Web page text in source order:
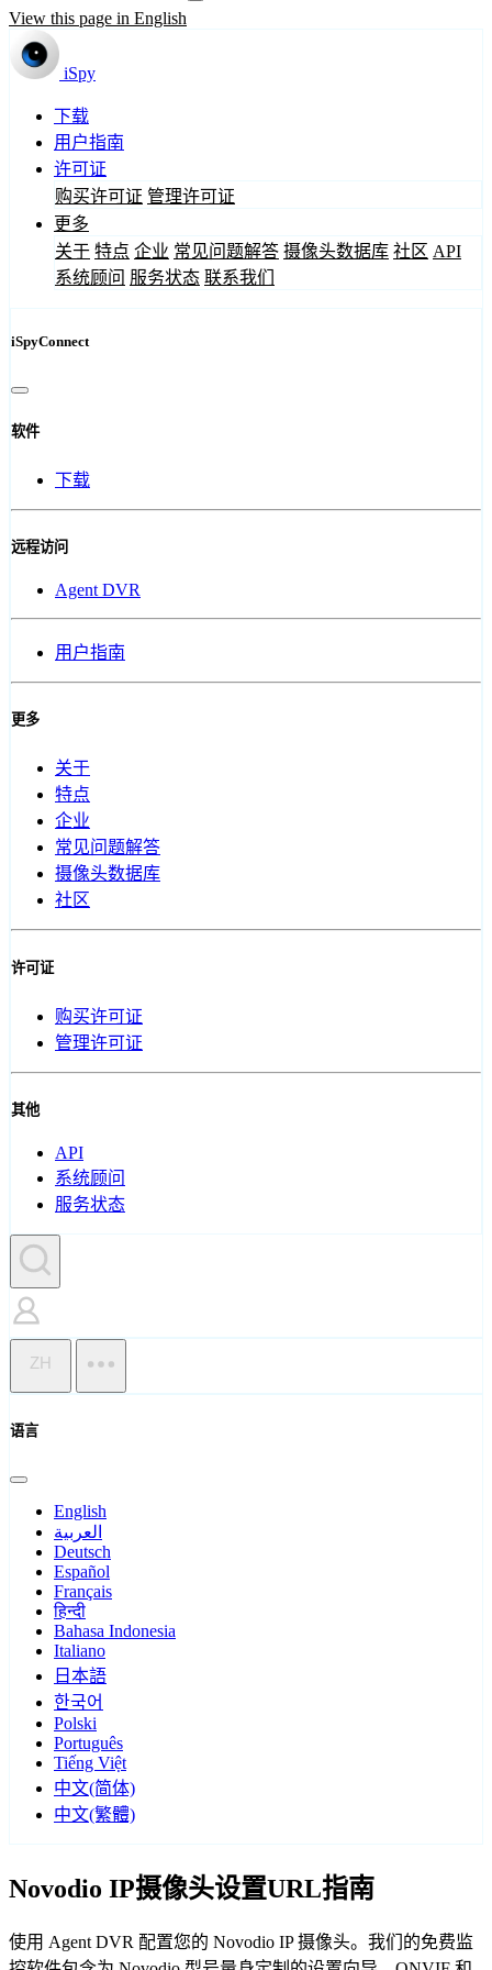
View this page in English
iSpy
下载
用户指南
许可证
购买许可证 管理许可证
更多
关于 特点 企业 常见问题解答 摄像头数据库 社区 API
系统顾问 服务状态 联系我们
iSpyConnect
软件
下载
远程访问
Agent DVR
用户指南
更多
关于
特点
企业
常见问题解答
摄像头数据库
社区
许可证
购买许可证
管理许可证
其他
API
系统顾问
服务状态
ZH
语言
English
العربية
Deutsch
Español
Français
हिन्दी
Bahasa Indonesia
Italiano
日本語
한국어
Polski
Português
Tiếng Việt
中文(简体)
中文(繁體)
Novodio IP摄像头设置URL指南
使用 Agent DVR 配置您的 Novodio IP 摄像头。我们的免费监